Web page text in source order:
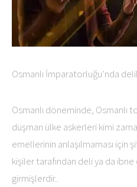
Osmanlı İmparatorluğu’nda
Osmanlı döneminde, Osmanlı
düşman ülke askerleri kimi
emellerinin anlaşılmaması için
kişiler tarafından deli ya da
girmişlerdir..